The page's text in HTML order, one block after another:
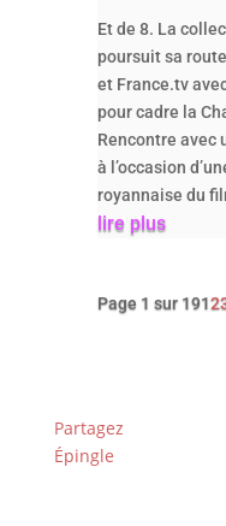
Et de 8. La
poursuit sa
et France.tv
pour cadre la
Rencontre avec
à l’occasion
royannaise du
lire plus
Page 1 sur 1912
Partagez
Épingle